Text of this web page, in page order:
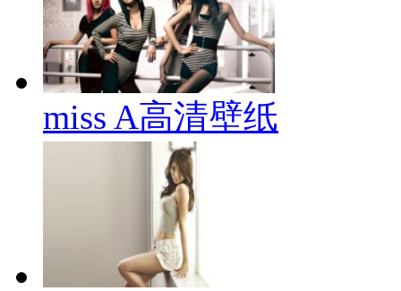
miss A高清壁纸